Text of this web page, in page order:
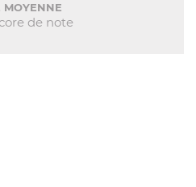
MOYENNE
de note